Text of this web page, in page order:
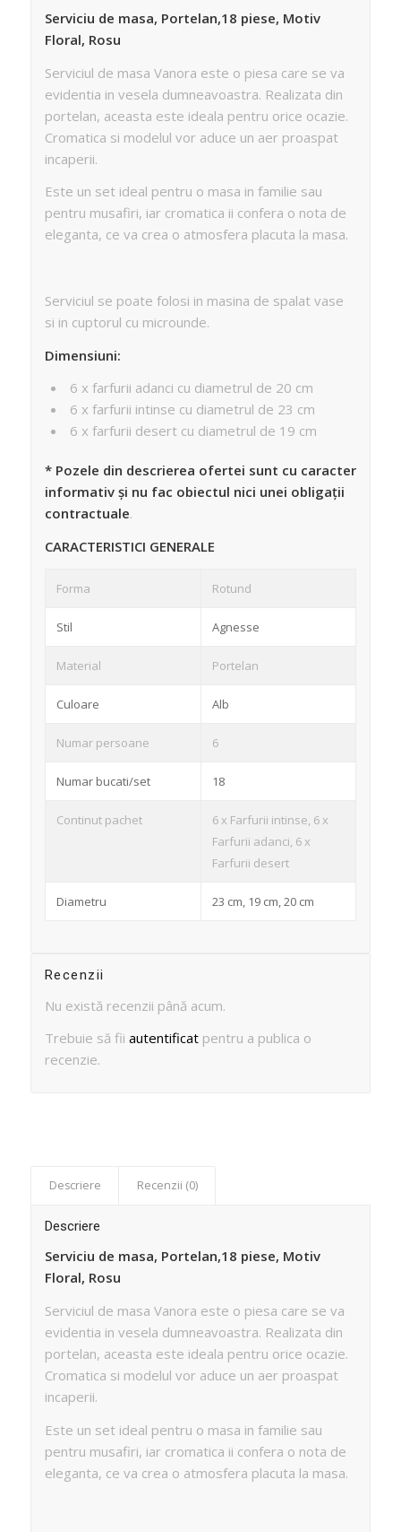
Serviciu de masa, Portelan,18 piese, Motiv
Floral, Rosu
Serviciul de masa Vanora este o piesa care se va
evidentia in vesela dumneavoastra. Realizata din
portelan, aceasta este ideala pentru orice ocazie.
Cromatica si modelul vor aduce un aer proaspat
incaperii.
Este un set ideal pentru o masa in familie sau
pentru musafiri, iar cromatica ii confera o nota de
eleganta, ce va crea o atmosfera placuta la masa.
Serviciul se poate folosi in masina de spalat vase
si in cuptorul cu microunde.
Dimensiuni:
6 x farfurii adanci cu diametrul de 20 cm
6 x farfurii intinse cu diametrul de 23 cm
6 x farfurii desert cu diametrul de 19 cm
* Pozele din descrierea ofertei sunt cu caracter
informativ și nu fac obiectul nici unei obligații
contractuale.
CARACTERISTICI GENERALE
Forma Rotund
Stil Agnesse
Material Portelan
Culoare Alb
Numar persoane 6
Numar bucati/set 18
Continut pachet
6 x Farfurii intinse, 6 x
Farfurii adanci, 6 x
Farfurii desert
Diametru 23 cm, 19 cm, 20 cm
Recenzii
Nu există recenzii până acum.
Trebuie să fii autentificatpentru a publica o
recenzie.
Descriere Recenzii (0)
Descriere
Serviciu de masa, Portelan,18 piese, Motiv
Floral, Rosu
Serviciul de masa Vanora este o piesa care se va
evidentia in vesela dumneavoastra. Realizata din
portelan, aceasta este ideala pentru orice ocazie.
Cromatica si modelul vor aduce un aer proaspat
incaperii.
Este un set ideal pentru o masa in familie sau
pentru musafiri, iar cromatica ii confera o nota de
eleganta, ce va crea o atmosfera placuta la masa.